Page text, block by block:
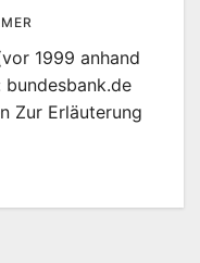
1999 anhand
bundesbank.de
Zur Erläuterung